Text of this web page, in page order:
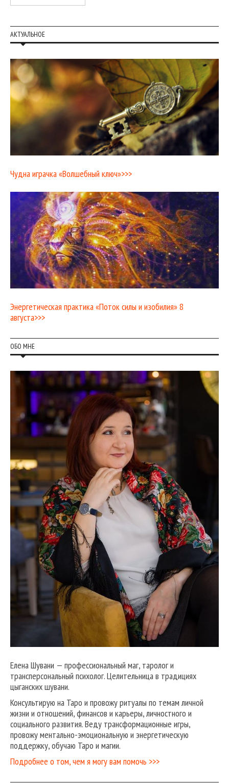
АКТУАЛЬНОЕ
Чудна играчка «Волшебный ключ»>>>
Энергетическая практика «Поток силы и изобилия» 8
августа>>>
ОБО МНЕ
Елена Шувани — профессиональный маг, таролог и
трансперсональный психолог. Целительница в традициях
цыганских шувани.
Консультирую на Таро и провожу ритуалы по темам личной
жизни и отношений, финансов и карьеры, личностного и
социального развития. Веду трансформационные игры,
провожу ментально-эмоциональную и энергетическую
поддержку, обучаю Таро и магии.
Подробнее о том, чем я могу вам помочь >>>